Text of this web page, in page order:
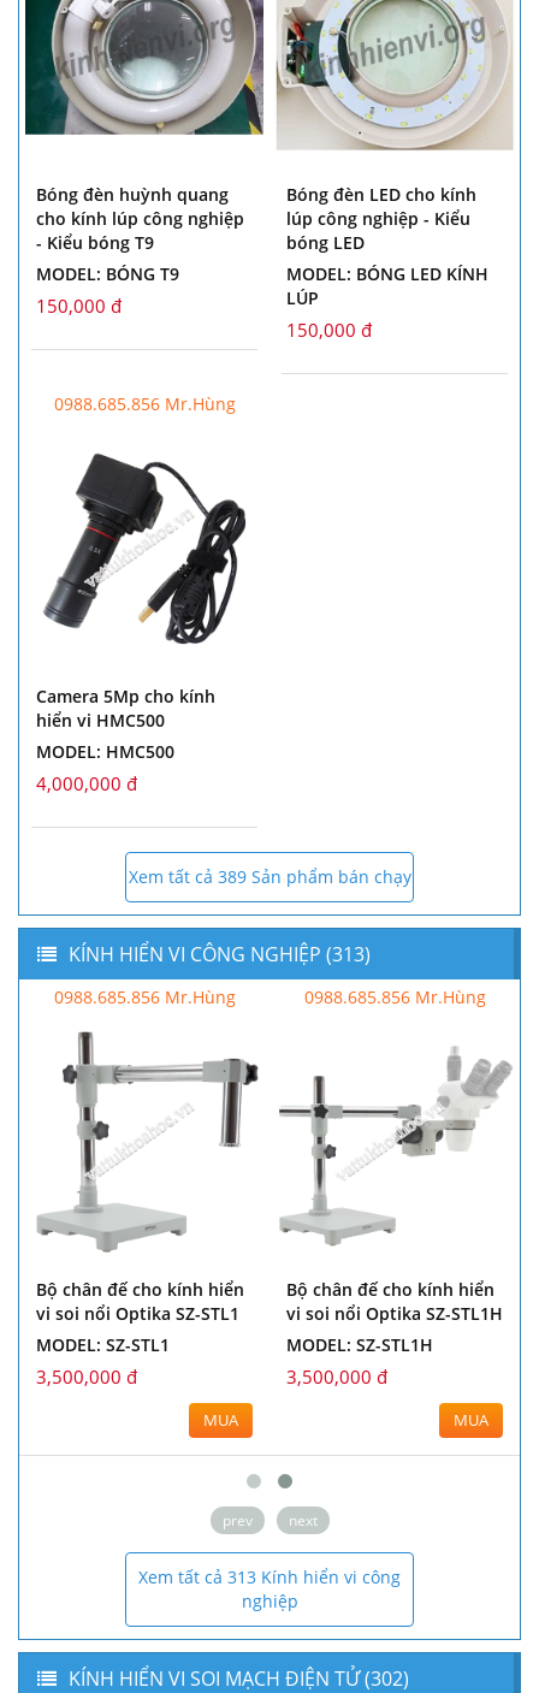
Bóng đèn huỳnh quang
cho kính lúp công nghiệp
- Kiểu bóng T9
MODEL: BÓNG T9
150,000 đ
Bóng đèn LED cho kính
lúp công nghiệp - Kiểu
bóng LED
MODEL: BÓNG LED KÍNH
LÚP
150,000 đ
0988.685.856 Mr.Hùng
Camera 5Mp cho kính
hiển vi HMC500
MODEL: HMC500
4,000,000 đ
Xem tất cả 389 Sản phẩm bán chạy
KÍNH HIỂN VI CÔNG NGHIỆP (313)
0988.685.856 Mr.Hùng
Bộ chân đế cho kính hiển
vi soi nổi Optika SZ-STL1
MODEL: SZ-STL1
3,500,000 đ
MUA
0988.685.856 Mr.Hùng
Bộ chân đế cho kính hiển
vi soi nổi Optika SZ-STL1H
MODEL: SZ-STL1H
3,500,000 đ
MUA
prev next
Xem tất cả 313 Kính hiển vi công
nghiệp
KÍNH HIỂN VI SOI MẠCH ĐIỆN TỬ (302)